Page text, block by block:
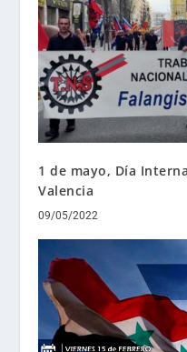
1 de mayo, Día
Valencia
09/05/2022